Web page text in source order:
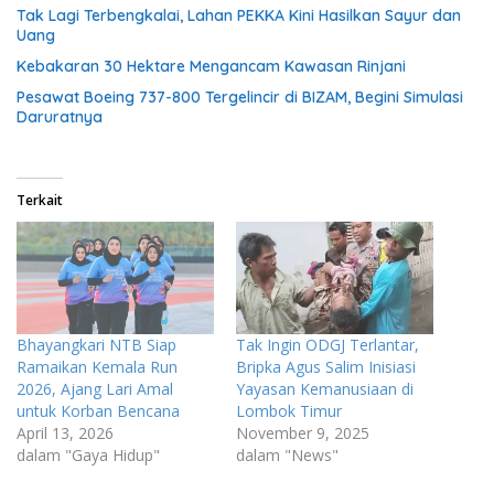
Tak Lagi Terbengkalai, Lahan PEKKA Kini Hasilkan Sayur dan
Uang
Kebakaran 30 Hektare Mengancam Kawasan Rinjani
Pesawat Boeing 737-800 Tergelincir di BIZAM, Begini Simulasi
Daruratnya
Terkait
Bhayangkari NTB Siap
Ramaikan Kemala Run
2026, Ajang Lari Amal
untuk Korban Bencana
April 13, 2026
dalam "Gaya Hidup"
Tak Ingin ODGJ Terlantar,
Bripka Agus Salim Inisiasi
Yayasan Kemanusiaan di
Lombok Timur
November 9, 2025
dalam "News"